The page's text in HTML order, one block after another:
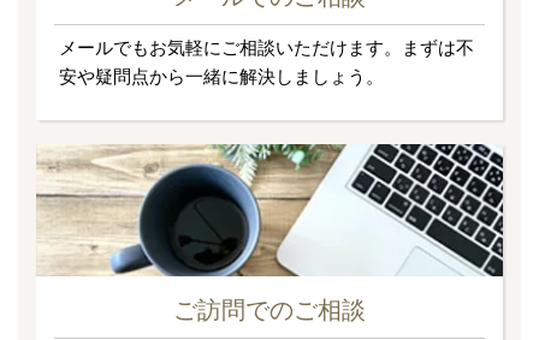
メールでもお気軽にご相談いただけます。まずは不
安や疑問点から一緒に解決しましょう。
ご訪問でのご相談